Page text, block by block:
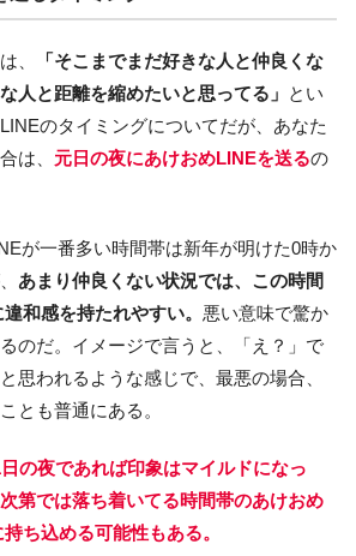
、
「そこまでまだ好きな人と仲良くな
人と距離を縮めたいと思ってる」 とい
のタイミングについてだが、あなた
は、 元日の夜にあけおめLINEを送るの
が一番多い時間帯は新年が明けた0時か
あまり仲良くない状況では、この時間
和感を持たれやすい。 悪い意味で驚か
のだ。イメージで言うと、「え？」で
思われるような感じで、最悪の場合、
とも普通にある。
の夜であれば印象はマイルドになっ
第では落ち着いてる時間帯のあけおめ
ち込める可能性もある。